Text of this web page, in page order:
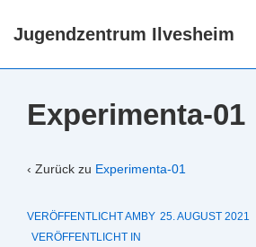
ZumJugendzentrum Ilvesheim
Experimenta-01
‹ Zurück zu Experimenta-01
VERÖFFENTLICHT AMBY 25. AUGUST 2021
VERÖFFENTLICHT IN